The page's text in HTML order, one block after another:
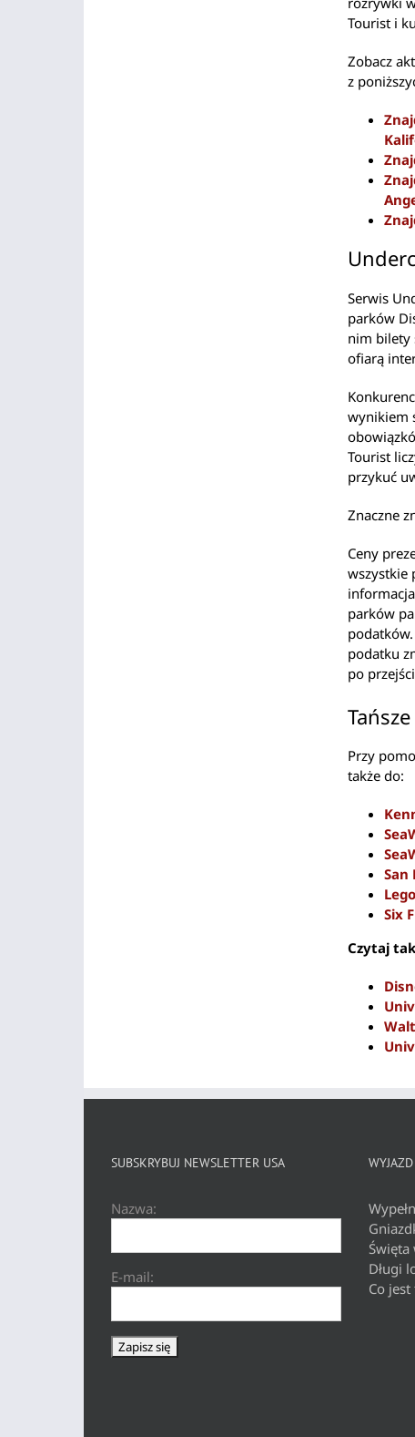
Tourist i
Zobacz
z
Serwis
parków
nim bilety
ofiarą
wynikiem
Tourist
przykuć
Znaczne
Ceny
wszystkie
parków
podatku
po
Przy
także do:
San
Six
Czytaj
SUBSKRYBUJ NEWSLETTER USA
Nazwa:
E-mail:
Święta
Długi
Co jest